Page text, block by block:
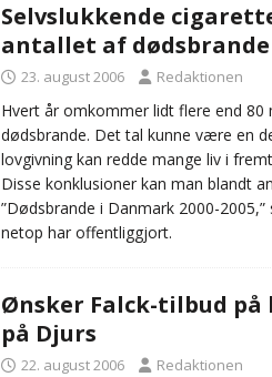
Selvslukkende
antallet af dødsbrande
23. august 2006 Redaktionen
Hvert år omkommer lidt flere end 80
dødsbrande. Det tal kunne være en
lovgivning kan redde mange liv i
Disse konklusioner kan man blandt
”Dødsbrande i Danmark 2000-
netop har offentliggjort.
Ønsker Falck-tilbud
på Djurs
22. august 2006 Redaktionen